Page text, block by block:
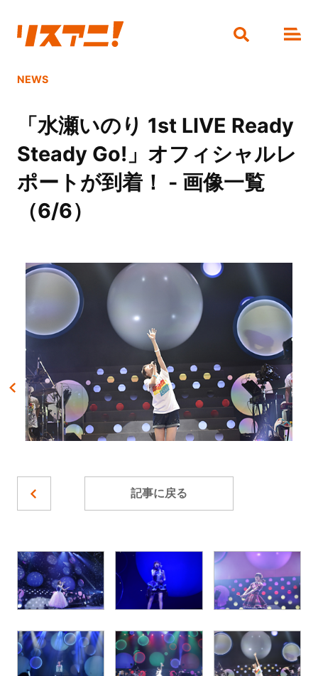
NEWS
「水瀬いのり 1st LIVE Ready
Steady Go!」オフィシャルレ
ポートが到着！ - 画像一覧
（6/6）
記事に戻る